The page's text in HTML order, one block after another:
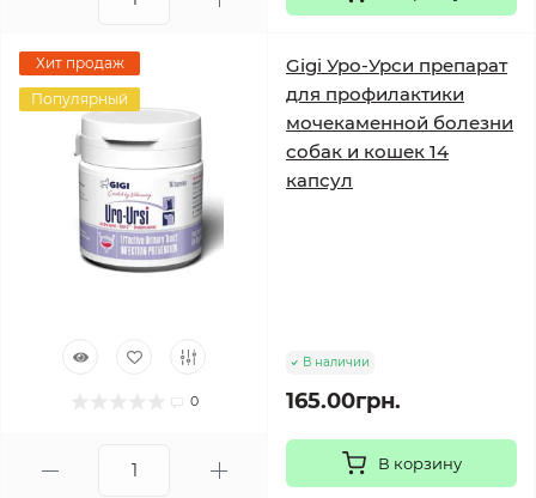
Хит продаж
Популярный
0
Gigi Уро-Урси препарат
для профилактики
мочекаменной болезни
собак и кошек 14
капсул
В наличии
165.00грн.
В корзину